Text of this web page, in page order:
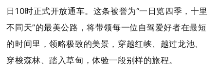
日10时正式开放通车。这条被誉为“一日览四季，十里
不同天”的最美公路，将带领每一位自驾爱好者在最短
的时间里，领略极致的美景，穿越红峡、越过龙池、
穿梭森林、踏入草甸，体验一段别样的旅程。